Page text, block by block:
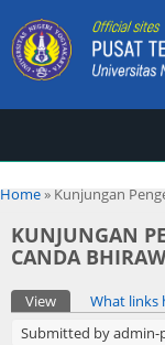
You are here
Home» Kunjungan
KUNJUNGAN
CANDA
Primary tabs
View (active tab)
What links
Submitted byadmin-